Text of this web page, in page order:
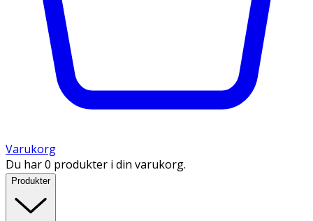
Varukorg
Du har 0 produkter i din varukorg.
Produkter